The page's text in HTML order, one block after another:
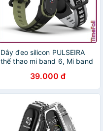
Dây đeo silicon PULSEIRA
thể thao mi band 6, Mi band
đeo thay thế miband 5,
miband 6 thể thao
39.000 đ